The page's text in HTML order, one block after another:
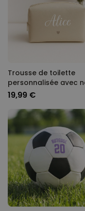
Trousse de toilette
personnalisée avec
picto
19,99 €